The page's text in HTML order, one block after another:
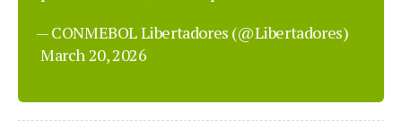
— CONMEBOL Libertadores (@Libertadores)
March 20, 2026